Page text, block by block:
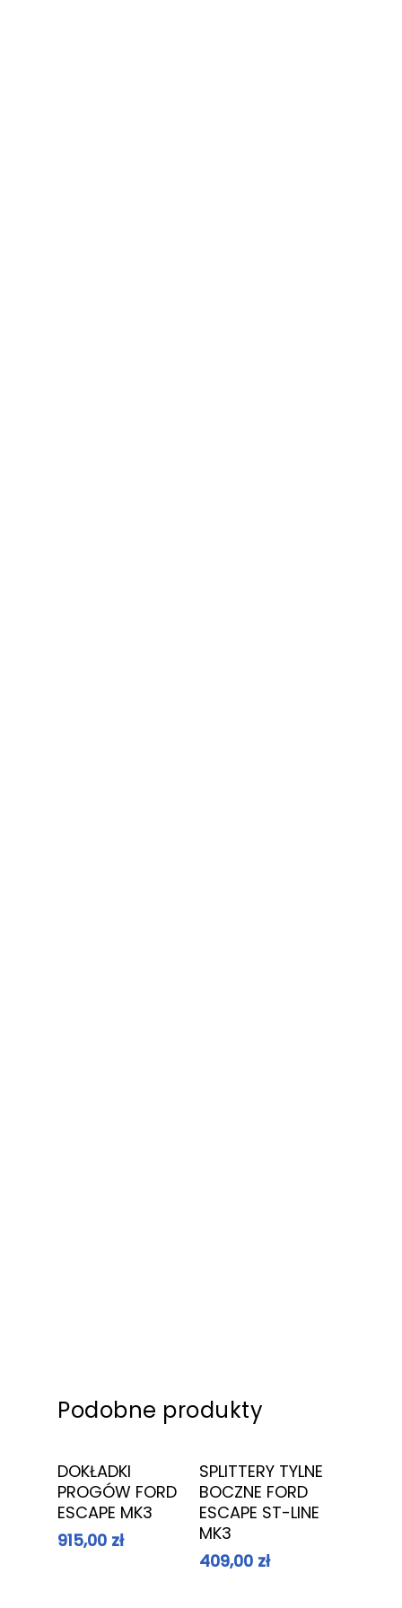
Podobne produkty
Dowiedz Się
Więcej
DOKŁADKI
PROGÓW FORD
ESCAPE MK3
915,00 zł
Dowiedz Się
Więcej
SPLITTERY TYLNE
BOCZNE FORD
ESCAPE ST-LINE
MK3
409,00 zł